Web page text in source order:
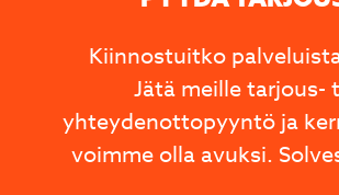
Kiinnostuitko
Jätä meille tarjous-
yhteydenottopyyntö ja
voimme olla avuksi.